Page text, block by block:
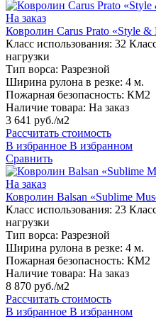
На заказ
Ковролин Carus Prato «Style &
Класс использования: 32
нагрузки
Тип ворса: Разрезной
Ширина рулона в резке: 4 м.
Пожарная безопасность: КМ2
Наличие товара: На заказ
3 641 руб./м2
Рассчитать стоимость
В избранное В избранном
Сравнить
На заказ
Ковролин Balsan «Sublime
Класс использования: 23
нагрузки
Тип ворса: Разрезной
Ширина рулона в резке: 4 м.
Пожарная безопасность: КМ2
Наличие товара: На заказ
8 870 руб./м2
Рассчитать стоимость
В избранное В избранном